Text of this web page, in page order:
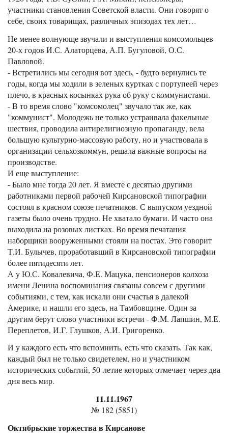
участники становления Советской власти. Они говорят о
себе, своих товарищах, различных эпизодах тех лет…
Не менее волнующе звучали и выступления комсомольцев
20-х годов И.С. Алаторцева, А.П. Бугуловой, О.С.
Павловой.
- Встретились мы сегодня вот здесь, - будто вернулись те
годы, когда мы ходили в зеленых куртках с портупеей через
плечо, в красных косынках рука об руку с коммунистами.
- В то время слово "комсомолец" звучало так же, как
"коммунист". Молодежь не только устраивала факельные
шествия, проводила антирелигиозную пропаганду, вела
большую культурно-массовую работу, но и участвовала в
организации сельхозкоммун, решала важные вопросы на
производстве.
И еще выступление:
- Было мне тогда 20 лет. Я вместе с десятью другими
работниками первой рабочей Кирсановской типографии
состоял в красном союзе печатников. С выпуском уездной
газеты было очень трудно. Не хватало бумаги. И часто она
выходила на розовых листках. Во время печатания
наборщики вооруженными стояли на постах. Это говорит
Т.И. Булычев, проработавший в Кирсановской типографии
более пятидесяти лет.
А у Ю.С. Ковалевича, Ф.Е. Мацука, пенсионеров колхоза
имени Ленина воспоминания связаны совсем с другими
событиями, с тем, как искали они счастья в далекой
Америке, и нашли его здесь, на Тамбовщине. Один за
другим берут слово участники встречи - Ф.М. Лапшин, М.Е.
Переплетов, И.Г. Глушков, А.И. Григоренко.
И у каждого есть что вспомнить, есть что сказать. Так как,
каждый был не только свидетелем, но и участником
исторических событий, 50-летие которых отмечает через два
дня весь мир.
11.11.1967
№ 182 (5851)
Октябрьские торжества в Кирсанове